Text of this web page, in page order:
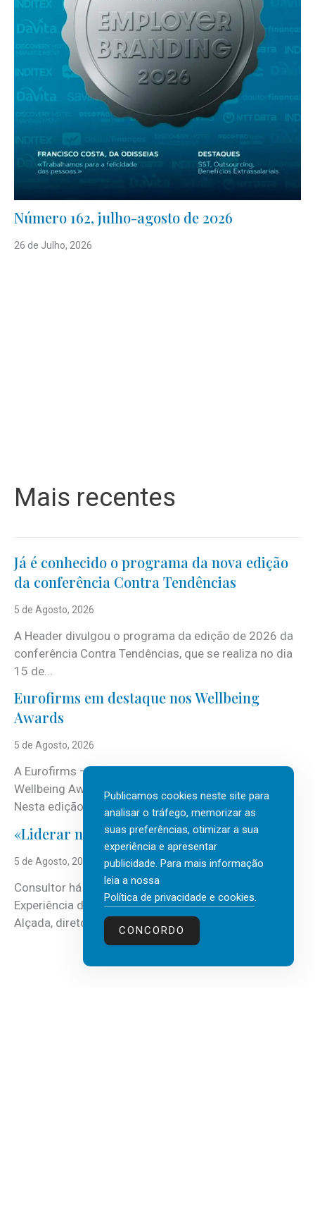
Número 162, julho-agosto de 2026
26 de Julho, 2026
Mais recentes
Já é conhecido o programa da nova edição
da conferência Contra Tendências
5 de Agosto, 2026
A Header divulgou o programa da edição de 2026 da
conferência Contra Tendências, que se realiza no dia
15 de...
Eurofirms em destaque nos Wellbeing
Awards
5 de Agosto, 2026
A Eurofirms – People first está de regresso aos
Wellbeing Awards, integrando o Top Wellbeing 2026.
Nesta edição, a multinacional...
«Liderar não é um talento místico.»
5 de Agosto, 2026
Consultor há mais de três décadas nas áreas de
Experiência do Cliente, Vendas e Liderança, Manuel
Alçada, diretor executivo da...
Publicamos cookies neste site para
analisar o tráfego, memorizar as
suas preferências, otimizar a sua
experiência e apresentar
publicidade. Para mais informação
leia a nossa
Política de privacidade e cookies.
CONCORDO